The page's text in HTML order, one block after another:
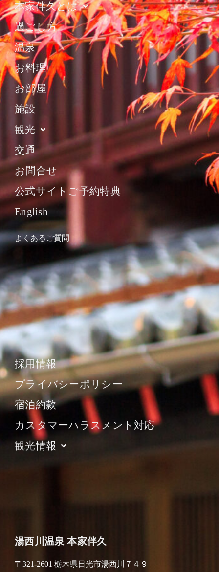
本家伴久とは
過ごし方
温泉
お料理
お部屋
施設
観光
交通
お問合せ
公式サイトご予約特典
English
よくあるご質問
採用情報
プライバシーポリシー
宿泊約款
カスタマーハラスメント対応
観光情報
湯西川温泉 本家伴久
〒321-2601 栃木県日光市湯西川７４９